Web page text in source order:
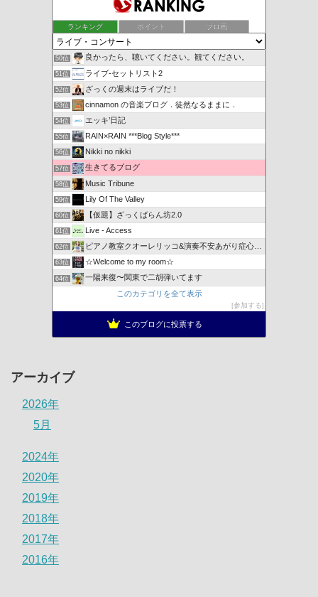
ランキング ポイント ブロ画
50位 良かったら、聴いてください。観てください。
51位 ライブ-セットリスト2
52位 ざっくの週末はライブだ！
53位 cinnamon の音楽ブログ．徒然なるままに．
54位 エッキ’日記
55位 RAIN×RAIN ***Blog Style***
56位 Nikki no nikki
57位 生きてるブログ
58位 Music Tribune
59位 Lily Of The Valley
60位 【仮題】ざっくばらん坊2.0
61位 Live - Access
62位 ピアノ教室クオーレリッコ&演奏不安あがり症心のレッスン
63位 ☆Welcome to my room☆
64位
一陽来復〜関東で二胡弾いてます
このカテゴリを全て表示
参加する
このブログに投票する
アーカイブ
2026年
5月
2024年
2020年
2019年
2018年
2017年
2016年